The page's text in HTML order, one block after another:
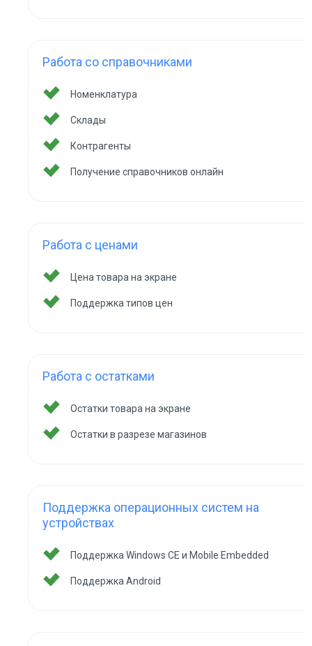
Работа со справочниками
Номенклатура
Склады
Контрагенты
Получение справочников онлайн
Работа с ценами
Цена товара на экране
Поддержка типов цен
Работа с остатками
Остатки товара на экране
Остатки в разрезе магазинов
Поддержка операционных систем на
устройствах
Поддержка Windows CE и Mobile Embedded
Поддержка Android